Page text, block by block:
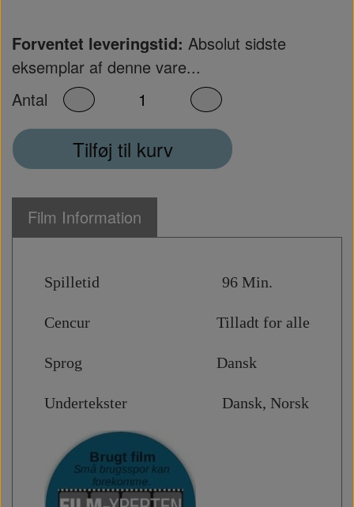
Forventet leveringstid: Absolut sidste
eksemplar af denne vare...
Antal
Tilføj til kurv
Film Information
Spilletid 96 Min.
Cencur Tilladt for alle
Sprog Dansk
Undertekster Dansk, Norsk